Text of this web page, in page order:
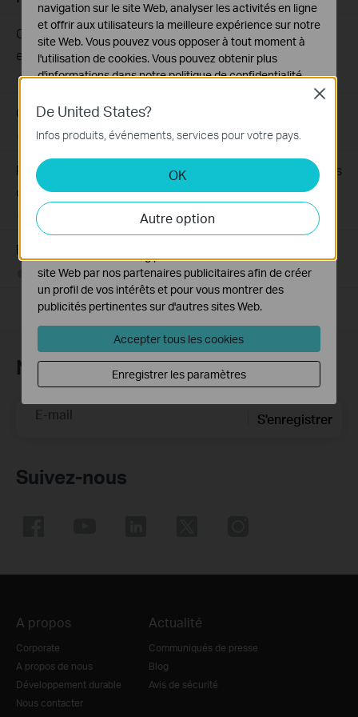
Que dois-je faire si mon accès Internet depuis le switch
est instable ?
06-07-2024 129875views
Que dois-je faire si mon switch n’a pas accès à Internet ?
06-07-2024 184177views
Pourquoi mon appareil alimenté par PoE ne fonctionne pas
correctement lorsqu'il est connecté au switchPoE
02-08-2021 391769views
FAQ sur les switches non administrables
12-27-2024 352180views
Newsletter TP-Link
E-mail S'enregistrer
Suivez-nous
A propos
Corporate
A propos de nous
Développement durable
Nous contacter
Actualité
Communiqués de presse
Blog
Avis de sécurité
De United States?
Infos produits, événements, services pour votre pays.
OK
Autre option
Close
navigation sur le site Web, analyser les activités en ligne
et offrir aux utilisateurs la meilleure expérience sur notre
site Web. Vous pouvez vous opposer à tout moment à
l'utilisation de cookies. Vous pouvez obtenir plus
d'informations dans notrepolitique de confidentialité.
Ces cookies sont nécessaires au fonctionnement du
site Web et ne peuvent pas être désactivés dans vos
Cookies d'analyse et marketing
Les cookies d'analyse nous permettent d'analyser vos
activités sur notre site Web pour améliorer et ajuster les
fonctionnalités de notre site Web.
Les cookies marketing peuvent être définis via notre
site Web par nos partenaires publicitaires afin de créer
un profil de vos intérêts et pour vous montrer des
publicités pertinentes sur d'autres sites Web.
Accepter tous les cookies
Enregistrer les paramètres